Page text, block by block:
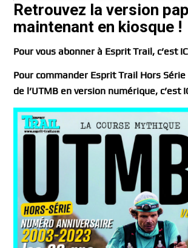
Retrouvez la version
maintenant en kiosque !
Pour vous abonner à Esprit Trail, c’est
Pour commander Esprit Trail Hors Série
de l’UTMB en version numérique, c’est